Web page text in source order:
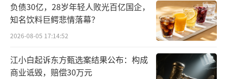
负债30亿，28岁年轻人败光百亿国企，
知名饮料巨鳄悲情落幕？
2026-08-05 17:14:52
江小白起诉东方甄选案结果公布：构成
商业诋毁，赔偿30万元